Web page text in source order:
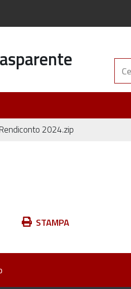
2024.zip
Azioni STAMPA